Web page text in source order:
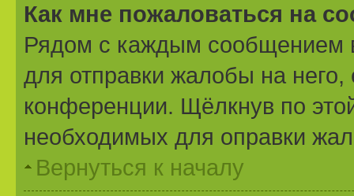
Как мне пожаловаться на
Рядом с каждым сообщением
для отправки жалобы на
конференции. Щёлкнув по
необходимых для оправки
Вернуться к началу